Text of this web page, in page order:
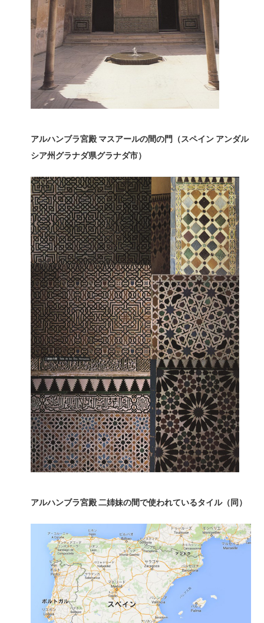
アルハンブラ宮殿 マスアールの間の門（スペイン アンダル
シア州グラナダ県グラナダ市）
アルハンブラ宮殿二姉妹の間で使われているタイル（同）